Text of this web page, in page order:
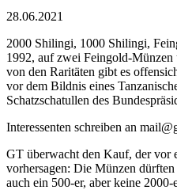
28.06.2021
2000 Shilingi, 1000 Shilingi,
1992, auf zwei Feingold-Münzen
von den Raritäten gibt es
vor dem Bildnis eines
Schatzschatullen des
Interessenten schreiben an
GT überwacht den Kauf, der vor
vorhersagen: Die Münzen
auch ein 500-er, aber keine 2000-